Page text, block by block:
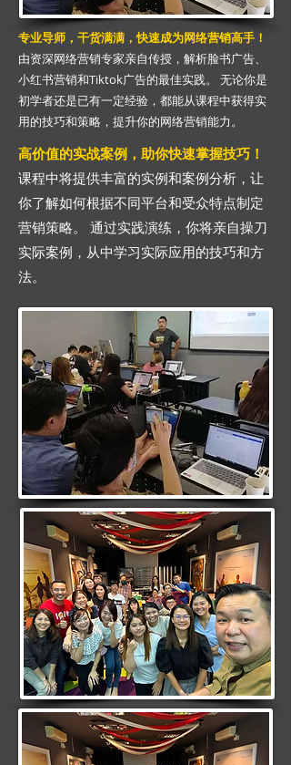
专业导师，干货满满，快速成为网络营销高手！
由资深网络营销专家亲自传授，解析脸书广告、
小红书营销和Tiktok广告的最佳实践。 无论你是
初学者还是已有一定经验，都能从课程中获得实
用的技巧和策略，提升你的网络营销能力。
高价值的实战案例，助你快速掌握技巧！
课程中将提供丰富的实例和案例分析，让
你了解如何根据不同平台和受众特点制定
营销策略。 通过实践演练，你将亲自操刀
实际案例，从中学习实际应用的技巧和方
法。